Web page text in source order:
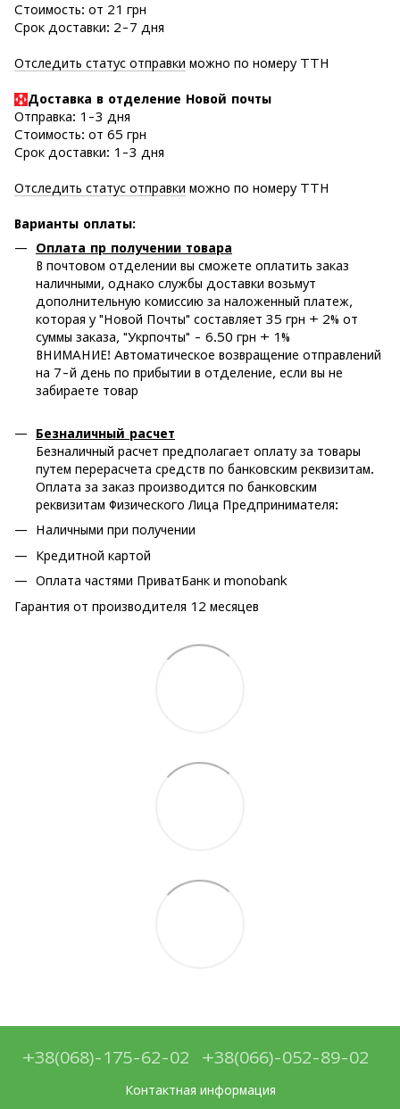
Стоимость: от 21 грн
Срок доставки: 2-7 дня
Отследить статус отправки можно по номеру ТТН
Доставка в отделение Новой почты
Отправка: 1-3 дня
Стоимость: от 65 грн
Срок доставки: 1-3 дня
Отследить статус отправки можно по номеру ТТН
Варианты оплаты:
Оплата пр получении товара
В почтовом отделении вы сможете оплатить заказ
наличными, однако службы доставки возьмут
дополнительную комиссию за наложенный платеж,
которая у "Новой Почты" составляет 35 грн + 2% от
суммы заказа, "Укрпочты" - 6.50 грн + 1%
ВНИМАНИЕ! Автоматическое возвращение отправлений
на 7-й день по прибытии в отделение, если вы не
забираете товар
Безналичный расчет
Безналичный расчет предполагает оплату за товары
путем перерасчета средств по банковским реквизитам.
Оплата за заказ производится по банковским
реквизитам Физического Лица Предпринимателя:
Наличными при получении
Кредитной картой
Оплата частями ПриватБанк и monobank
Гарантия от производителя 12 месяцев
+38(068)-175-62-02 +38(066)-052-89-02
Контактная информация